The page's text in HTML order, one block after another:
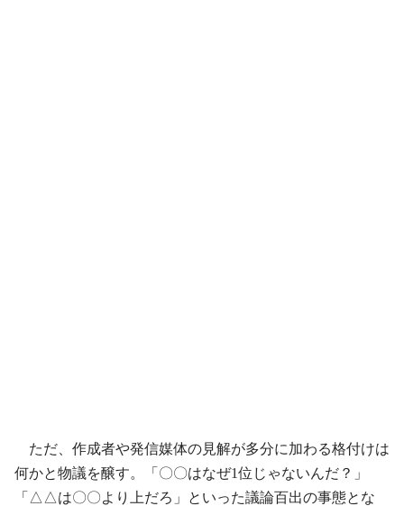
ただ、作成者や発信媒体の見解が多分に加わる格付けは
何かと物議を醸す。「〇〇はなぜ1位じゃないんだ？」
「△△は〇〇より上だろ」といった議論百出の事態とな